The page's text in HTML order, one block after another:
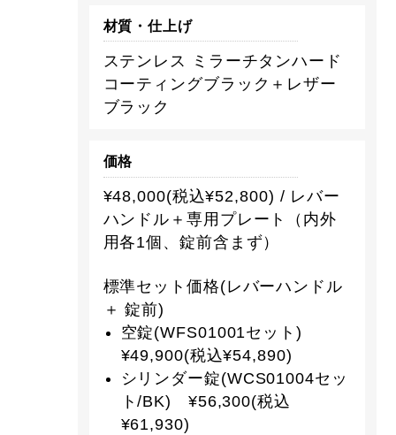
材質・仕上げ
ステンレス ミラーチタンハード
コーティングブラック＋レザー
ブラック
価格
¥48,000(税込¥52,800) / レバー
ハンドル＋専用プレート（内外
用各1個、錠前含まず）
標準セット価格(レバーハンドル
＋ 錠前)
空錠(WFS01001セット)
¥49,900(税込¥54,890)
シリンダー錠(WCS01004セッ
ト/BK) ¥56,300(税込
¥61,930)